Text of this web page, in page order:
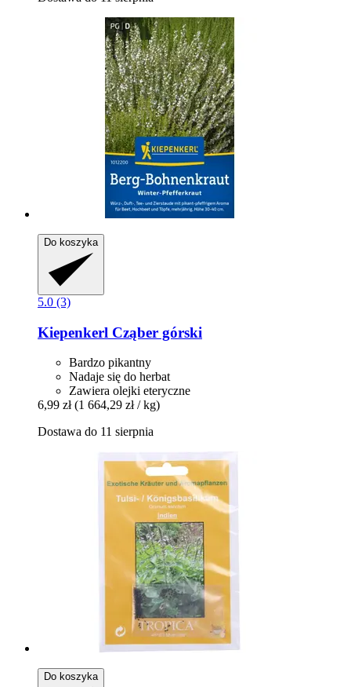
Do koszyka
5.0 (3)
Kiepenkerl Cząber górski
Bardzo pikantny
Nadaje się do herbat
Zawiera olejki eteryczne
6,99 zł (1 664,29 zł / kg)
Dostawa do 11 sierpnia
Do koszyka